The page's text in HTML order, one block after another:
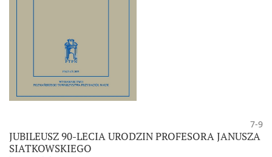
7-9
JUBILEUSZ 90-LECIA URODZIN PROFESORA JANUSZA
SIATKOWSKIEGO